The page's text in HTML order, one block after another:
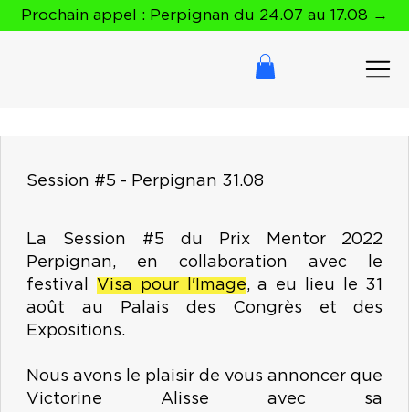
Prochain appel : Perpignan du 24.07 au 17.08 →
Session #5 - Perpignan 31.08
La Session #5 du Prix Mentor 2022
Perpignan, en collaboration avec le
festival Visa pour l'Image, a eu lieu le 31
août au Palais des Congrès et des
Expositions.
Nous avons le plaisir de vous annoncer que
Victorine Alisse avec sa